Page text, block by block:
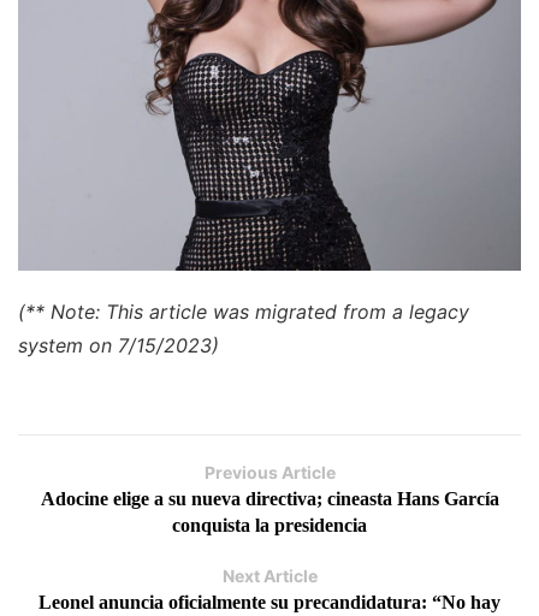
(** Note: This article was migrated from a legacy
system on 7/15/2023)
Previous Article
Adocine elige a su nueva directiva; cineasta Hans García
conquista la presidencia
Next Article
Leonel anuncia oficialmente su precandidatura: “No hay